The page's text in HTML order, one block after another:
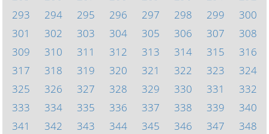
293
294 295 296 297 298 299
300
301
302 303 304 305 306 307
308
309
310 311 312 313 314 315
316
317
318 319 320 321 322 323
324
325
326 327 328 329 330 331
332
333
334 335 336 337 338 339
340
341
342 343 344 345 346 347
348